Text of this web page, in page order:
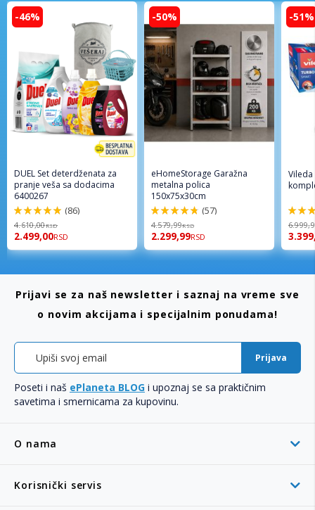
-46%
DUEL Set deterdženata za
pranje veša sa dodacima
6400267
98%
(86)
4.610,00RSD
2.499,00RSD
-50%
eHomeStorage Garažna
metalna polica
150x75x30cm
96%
(57)
4.579,99RSD
2.299,99RSD
-51%
92%
O nama
Korisnički servis
Prijavi se za naš newsletter i saznaj na vreme sve
o novim akcijama i specijalnim ponudama!
Prijava
Poseti i naš ePlaneta BLOG i upoznaj se sa praktičnim
savetima i smernicama za kupovinu.